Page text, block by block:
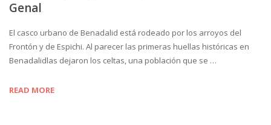
Genal
El casco urbano de Benadalid está rodeado por los arroyos del
Frontón y de Espichi. Al parecer las primeras huellas históricas en
Benadalidlas dejaron los celtas, una población que se …
READ MORE